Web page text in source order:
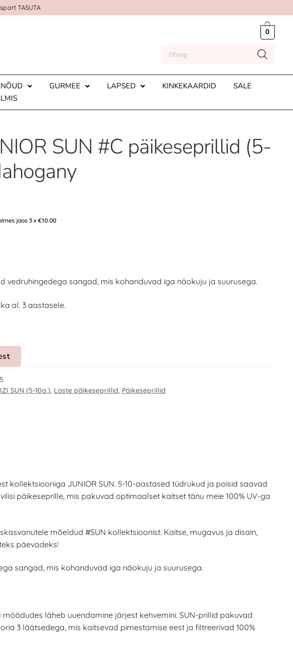
TASUTA
0
GURMEE LAPSED KINKEKAARDID
SALE
SUN #C päikeseprillid (5-
jaos 3 x €10.00
vedruhingedega sangad, mis kohanduvad iga näokuju ja suurusega.
al. 3 aastasele.
SUN (5-10a.), Laste päikeseprillid, Päikeseprillid
kollektsiooniga JUNIOR SUN. 5-10-aastased tüdrukud ja poisid saavad
päikeseprille, mis pakuvad optimaalset kaitset tänu meie 100% UV-ga
mõeldud #SUN kollektsioonist. Kaitse, mugavus ja disain,
päevadeks!
sangad, mis kohanduvad iga näokuju ja suurusega.
läheb uuendamine järjest kehvemini. SUN-prillid pakuvad
3 läätsedega, mis kaitsevad pimestamise eest ja filtreerivad 100%